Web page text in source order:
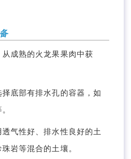
成熟的火龙果果肉中获
部有排水孔的容器，如
性好、排水性良好的土
岩等混合的土壤。